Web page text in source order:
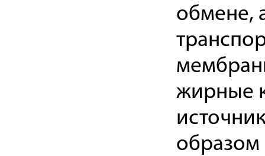
обмене,
жирные
образом